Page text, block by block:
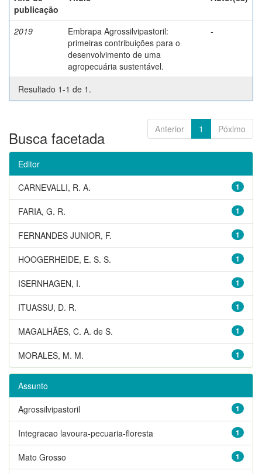
publicação
2019
Embrapa Agrossilvipastoril:
primeiras contribuições para o
desenvolvimento de uma
agropecuária sustentável.
-
Resultado 1-1 de 1.
Anterior 1 Póximo
Busca facetada
Editor
1
CARNEVALLI, R. A.
1
FARIA, G. R.
1
FERNANDES JUNIOR, F.
1
HOOGERHEIDE, E. S. S.
1
ISERNHAGEN, I.
1
ITUASSU, D. R.
1
MAGALHÃES, C. A. de S.
1
MORALES, M. M.
Assunto
1
Agrossilvipastoril
1
Integracao lavoura-pecuaria-floresta
1
Mato Grosso